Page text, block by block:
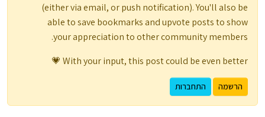
(either via email, or push notification). You'll also be
able to save bookmarks and upvote posts to show
your appreciation to other community members.
With your input, this post could be even better 💗
הרשמה התחברות